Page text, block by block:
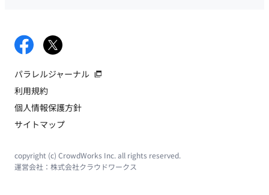
パラレルジャーナル
利用規約
個人情報保護方針
サイトマップ
copyright (c) CrowdWorks Inc. all rights reserved.
運営会社： 株式会社クラウドワークス